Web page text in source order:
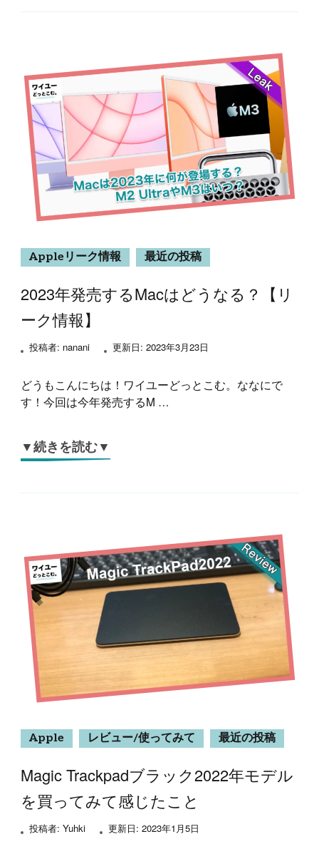
Appleリーク情報 最近の投稿
2023年発売するMacはどうなる？【リ
ーク情報】
投稿者: nanani 更新日: 2023年3月23日
どうもこんにちは！ワイユーどっとこむ。ななにで
す！今回は今年発売するM …
▼続きを読む▼
Apple レビュー/使ってみて 最近の投稿
Magic Trackpadブラック2022年モデル
を買ってみて感じたこと
投稿者: Yuhki 更新日: 2023年1月5日